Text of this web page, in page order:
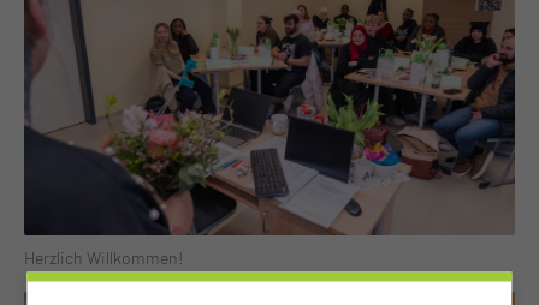
Herzlich Willkommen!